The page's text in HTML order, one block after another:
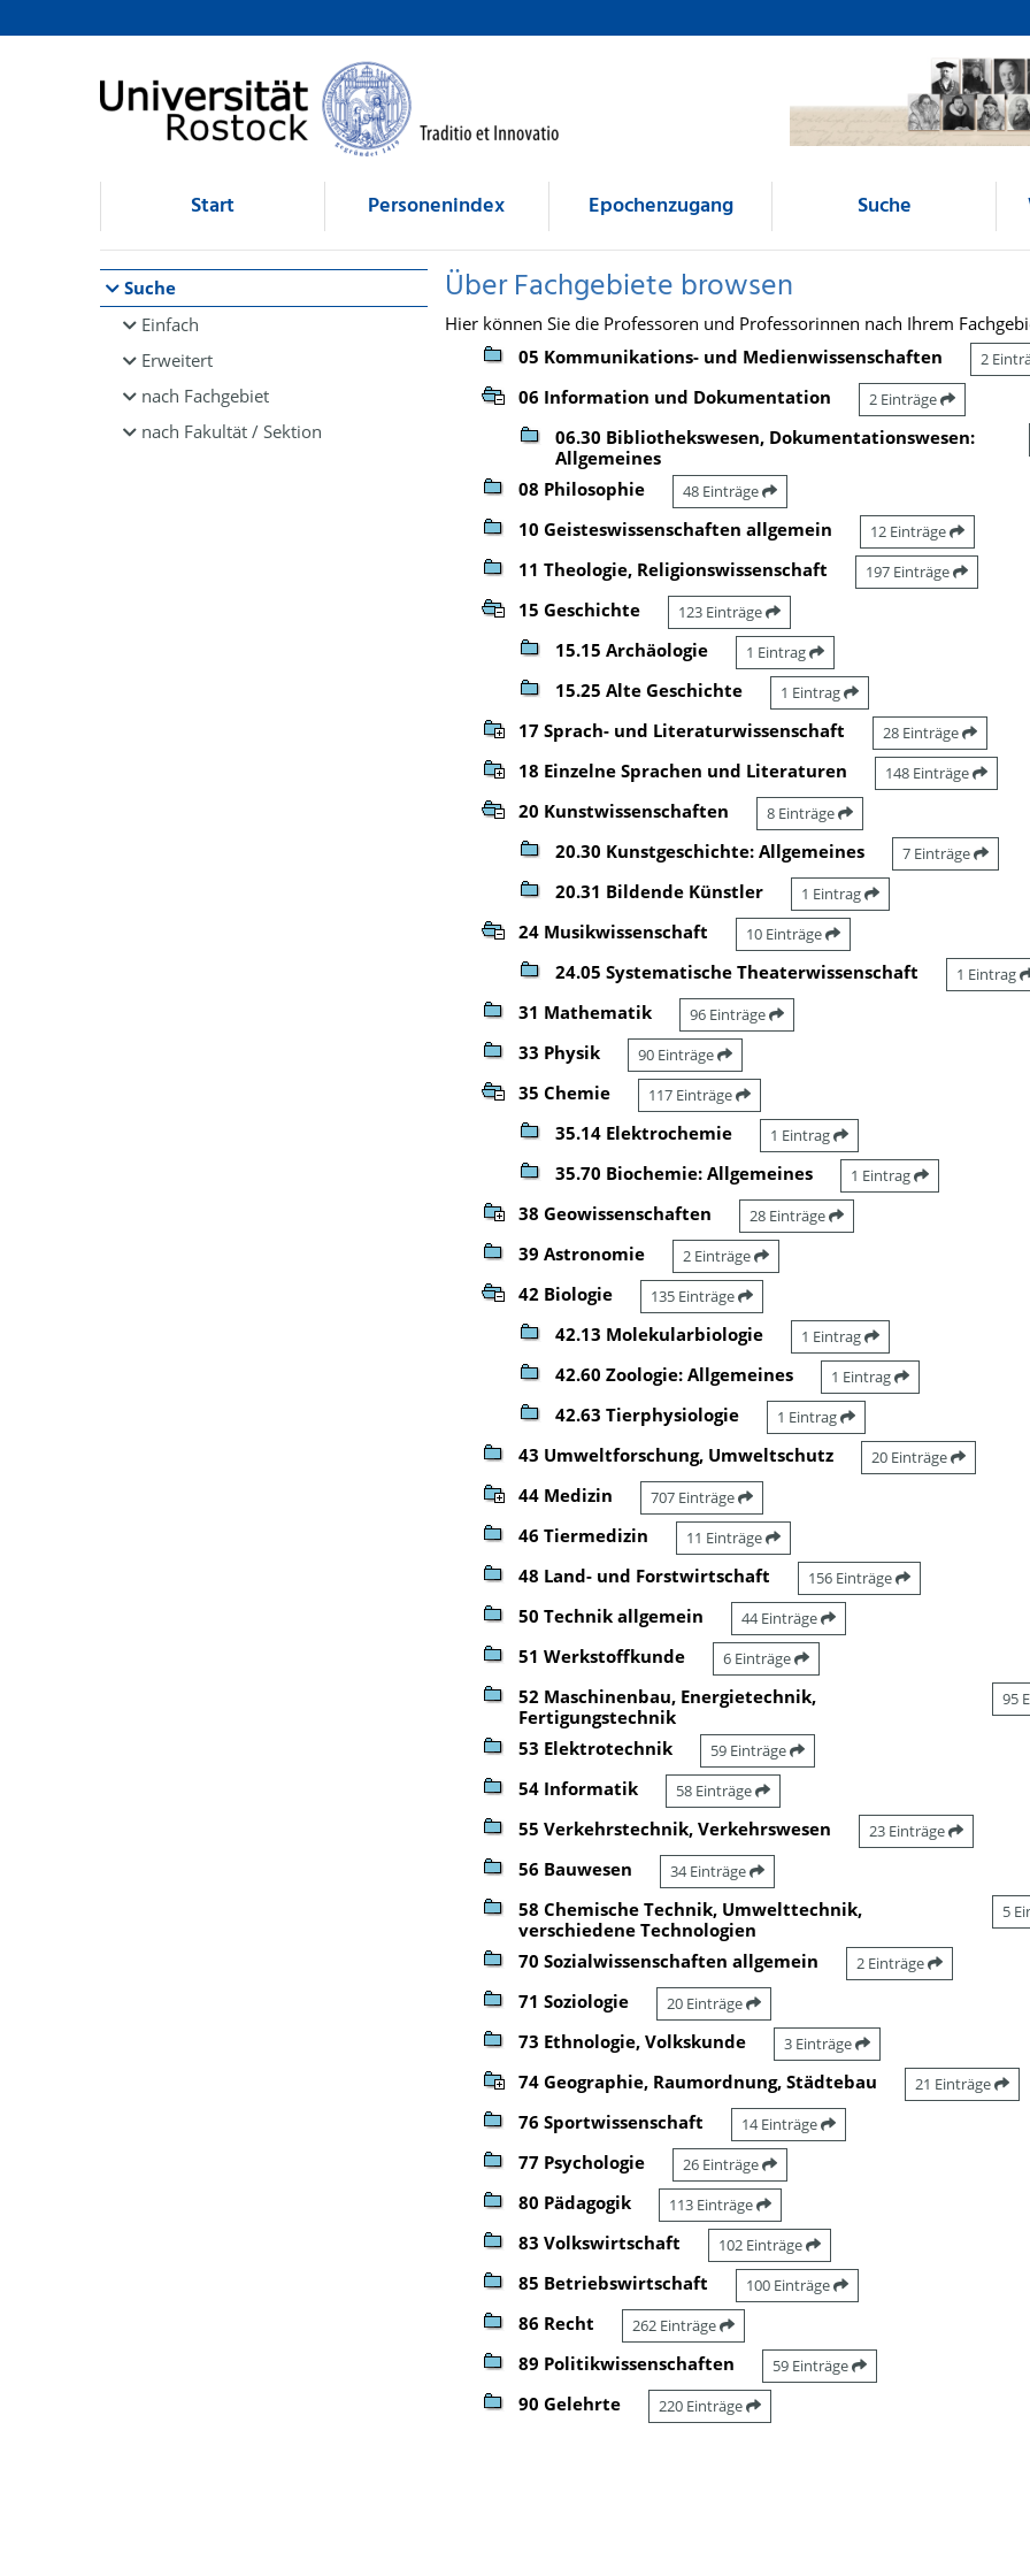
Browsen
direkt zum Inhalt
Start Personenindex Epochenzugang Suche
Suche
Einfach
Erweitert
nach Fachgebiet
nach Fakultät / Sektion
Über Fachgebiete browsen
Hier können Sie die Professoren und Professorinnen nach Ihrem
05 Kommunikations- und Medienwissenschaften
2
06 Information und Dokumentation 2 Einträge
06.30 Bibliothekswesen, Dokumentationswesen:
Allgemeines
08 Philosophie 48 Einträge
10 Geisteswissenschaften allgemein 12 Einträge
11 Theologie, Religionswissenschaft 197 Einträge
15 Geschichte 123 Einträge
15.15 Archäologie 1 Eintrag
15.25 Alte Geschichte 1 Eintrag
17 Sprach- und Literaturwissenschaft 28 Einträge
18 Einzelne Sprachen und Literaturen 148 Einträge
20 Kunstwissenschaften 8 Einträge
20.30 Kunstgeschichte: Allgemeines 7 Einträge
20.31 Bildende Künstler 1 Eintrag
24 Musikwissenschaft 10 Einträge
24.05 Systematische Theaterwissenschaft 1 Eintrag
31 Mathematik 96 Einträge
33 Physik 90 Einträge
35 Chemie 117 Einträge
35.14 Elektrochemie 1 Eintrag
35.70 Biochemie: Allgemeines 1 Eintrag
38 Geowissenschaften 28 Einträge
39 Astronomie 2 Einträge
42 Biologie 135 Einträge
42.13 Molekularbiologie 1 Eintrag
42.60 Zoologie: Allgemeines 1 Eintrag
42.63 Tierphysiologie 1 Eintrag
43 Umweltforschung, Umweltschutz 20 Einträge
44 Medizin 707 Einträge
46 Tiermedizin 11 Einträge
48 Land- und Forstwirtschaft 156 Einträge
50 Technik allgemein 44 Einträge
51 Werkstoffkunde 6 Einträge
52 Maschinenbau, Energietechnik,
Fertigungstechnik
95
53 Elektrotechnik 59 Einträge
54 Informatik 58 Einträge
55 Verkehrstechnik, Verkehrswesen 23 Einträge
56 Bauwesen 34 Einträge
58 Chemische Technik, Umwelttechnik,
verschiedene Technologien
5
70 Sozialwissenschaften allgemein 2 Einträge
71 Soziologie 20 Einträge
73 Ethnologie, Volkskunde 3 Einträge
74 Geographie, Raumordnung, Städtebau 21 Einträge
76 Sportwissenschaft 14 Einträge
77 Psychologie 26 Einträge
80 Pädagogik 113 Einträge
83 Volkswirtschaft 102 Einträge
85 Betriebswirtschaft 100 Einträge
86 Recht 262 Einträge
89 Politikwissenschaften 59 Einträge
90 Gelehrte 220 Einträge